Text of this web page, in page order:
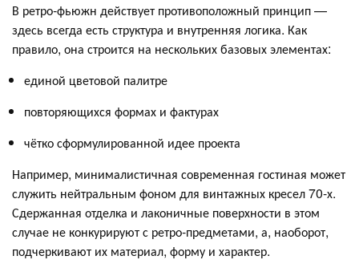
В ретро-фьюжн действует противоположный принцип —
здесь всегда есть структура и внутренняя логика. Как
правило, она строится на нескольких базовых элементах:
единой цветовой палитре
повторяющихся формах и фактурах
чётко сформулированной идее проекта
Например, минималистичная современная гостиная может
служить нейтральным фоном для винтажных кресел 70-х.
Сдержанная отделка и лаконичные поверхности в этом
случае не конкурируют с ретро-предметами, а, наоборот,
подчеркивают их материал, форму и характер.